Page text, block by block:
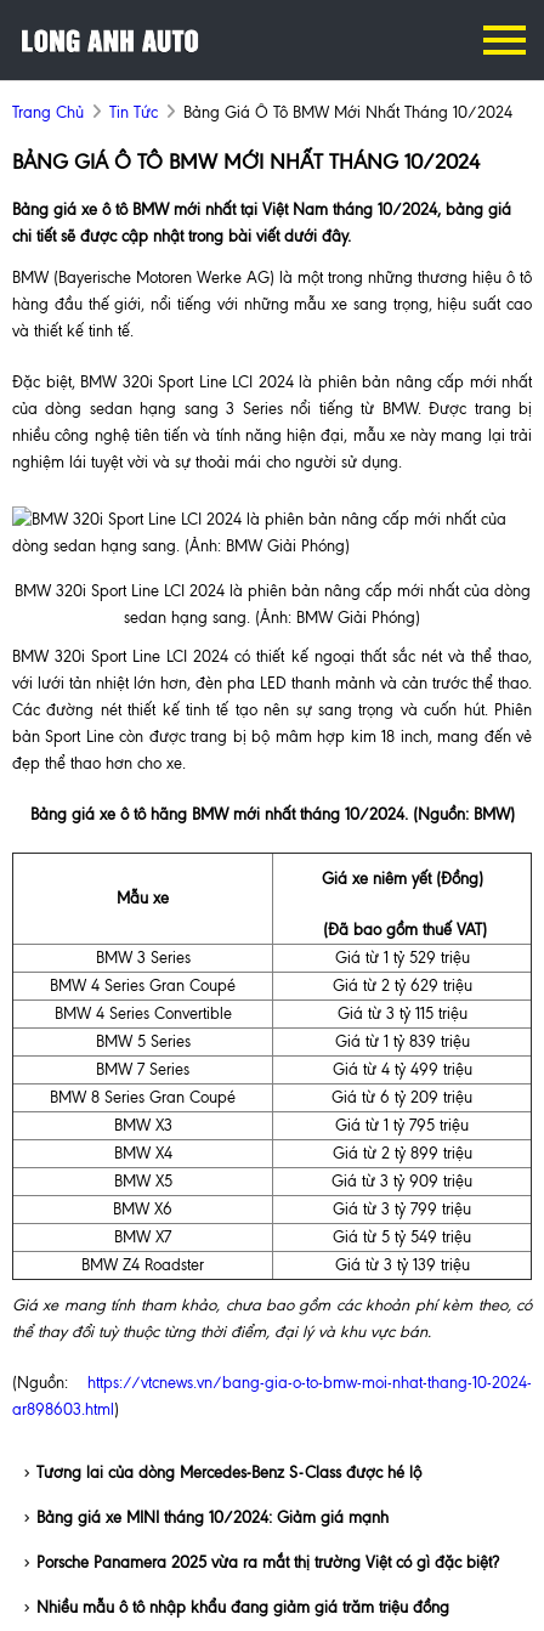
Trang Chủ Tin Tức Bảng Giá Ô Tô BMW Mới Nhất Tháng 10/2024
BẢNG GIÁ Ô TÔ BMW MỚI NHẤT THÁNG 10/2024
Bảng giá xe ô tô BMW mới nhất tại Việt Nam tháng 10/2024, bảng giá
chi tiết sẽ được cập nhật trong bài viết dưới đây.
BMW (Bayerische Motoren Werke AG) là một trong những thương hiệu ô tô
hàng đầu thế giới, nổi tiếng với những mẫu xe sang trọng, hiệu suất cao
và thiết kế tinh tế.
Đặc biệt, BMW 320i Sport Line LCI 2024 là phiên bản nâng cấp mới nhất
của dòng sedan hạng sang 3 Series nổi tiếng từ BMW. Được trang bị
nhiều công nghệ tiên tiến và tính năng hiện đại, mẫu xe này mang lại trải
nghiệm lái tuyệt vời và sự thoải mái cho người sử dụng.
BMW 320i Sport Line LCI 2024 là phiên bản nâng cấp mới nhất của dòng
sedan hạng sang. (Ảnh: BMW Giải Phóng)
BMW 320i Sport Line LCI 2024 có thiết kế ngoại thất sắc nét và thể thao,
với lưới tản nhiệt lớn hơn, đèn pha LED thanh mảnh và cản trước thể thao.
Các đường nét thiết kế tinh tế tạo nên sự sang trọng và cuốn hút. Phiên
bản Sport Line còn được trang bị bộ mâm hợp kim 18 inch, mang đến vẻ
đẹp thể thao hơn cho xe.
Bảng giá xe ô tô hãng BMW mới nhất tháng 10/2024. (Nguồn: BMW)
Mẫu xe
Giá xe niêm yết (Đồng)
(Đã bao gồm thuế VAT)
BMW 3 Series
Giá từ 1 tỷ 529 triệu
BMW 4 Series Gran Coupé
Giá từ 2 tỷ 629 triệu
BMW 4 Series Convertible
Giá từ 3 tỷ 115 triệu
BMW 5 Series
Giá từ 1 tỷ 839 triệu
BMW 7 Series
Giá từ 4 tỷ 499 triệu
BMW 8 Series Gran Coupé
Giá từ 6 tỷ 209 triệu
BMW X3
Giá từ 1 tỷ 795 triệu
BMW X4
Giá từ 2 tỷ 899 triệu
BMW X5
Giá từ 3 tỷ 909 triệu
BMW X6
Giá từ 3 tỷ 799 triệu
BMW X7
Giá từ 5 tỷ 549 triệu
BMW Z4 Roadster
Giá từ 3 tỷ 139 triệu
Giá xe mang tính tham khảo, chưa bao gồm các khoản phí kèm theo, có
thể thay đổi tuỳ thuộc từng thời điểm, đại lý và khu vực bán.
(Nguồn: https://vtcnews.vn/bang-gia-o-to-bmw-moi-nhat-thang-10-2024-
ar898603.html )
Tương lai của dòng Mercedes-Benz S-Class được hé lộ
Bảng giá xe MINI tháng 10/2024: Giảm giá mạnh
Porsche Panamera 2025 vừa ra mắt thị trường Việt có gì đặc biệt?
Nhiều mẫu ô tô nhập khẩu đang giảm giá trăm triệu đồng